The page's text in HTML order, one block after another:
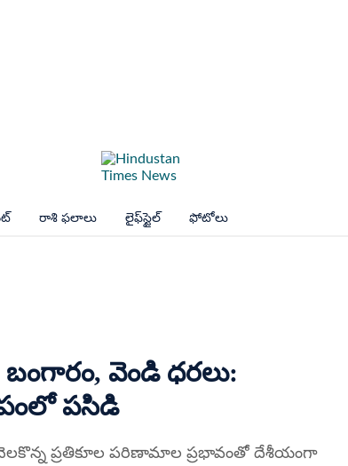
రాశి ఫలాలు లైఫ్‌స్టైల్ ఫోటోలు
బంగారం, వెండి ధరలు:
పసిడి
నెలకొన్న ప్రతికూల పరిణామాల ప్రభావంతో దేశీయంగా